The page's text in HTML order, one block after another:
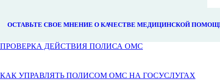
ОСТАВЬТЕ СВОЕ МНЕНИЕ О КАЧЕСТВЕ МЕДИЦИНСКОЙ
ПРОВЕРКА ДЕЙСТВИЯ ПОЛИСА ОМС
КАК УПРАВЛЯТЬ ПОЛИСОМ ОМС НА ГОСУСЛУГАХ